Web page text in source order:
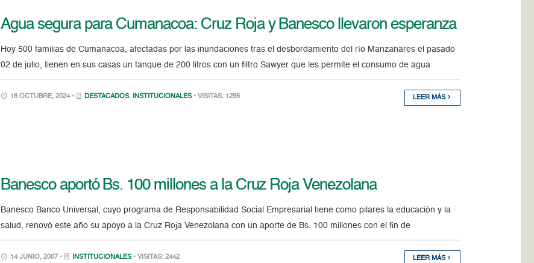
Agua segura para Cumanacoa: Cruz Roja y Banesco llevaron esperanza
Hoy 500 familias de Cumanacoa, afectadas por las inundaciones tras el desbordamiento del río Manzanares el pasado
02 de julio, tienen en sus casas un tanque de 200 litros con un filtro Sawyer que les permite el consumo de agua
18 OCTUBRE, 2024 • DESTACADOS, INSTITUCIONALES • VISITAS: 1296 LEER MÁS
Banesco aportó Bs. 100 millones a la Cruz Roja Venezolana
Banesco Banco Universal, cuyo programa de Responsabilidad Social Empresarial tiene como pilares la educación y la
salud, renovó este año su apoyo a la Cruz Roja Venezolana con un aporte de Bs. 100 millones con el fin de
14 JUNIO, 2007 • INSTITUCIONALES • VISITAS: 2442 LEER MÁS